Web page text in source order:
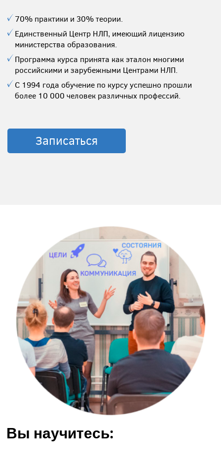
70% практики и 30% теории.
Единственный Центр НЛП, имеющий лицензию
министерства образования.
Программа курса принята как эталон многими
российскими и зарубежными Центрами НЛП.
С 1994 года обучение по курсу успешно прошли
более 10 000 человек различных профессий.
Записаться
Вы научитесь: